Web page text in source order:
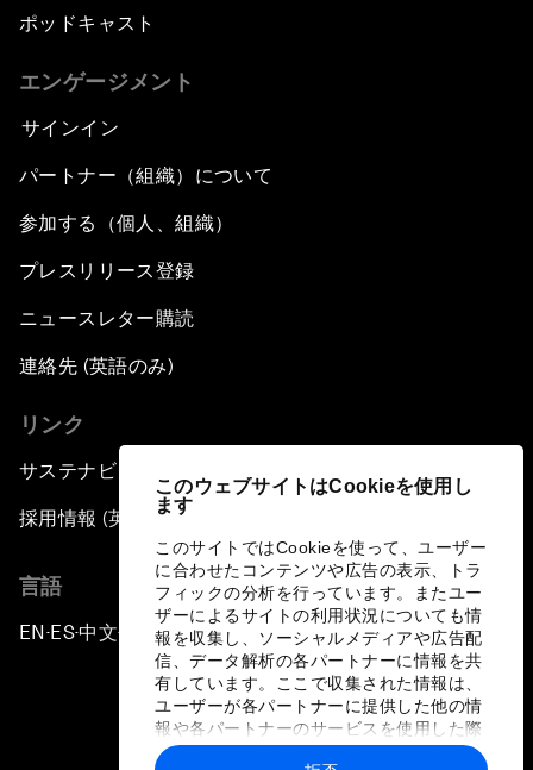
このウェブサイトはCookieを使用し
ます
このサイトではCookieを使って、ユーザー
に合わせたコンテンツや広告の表示、トラ
フィックの分析を行っています。またユー
ザーによるサイトの利用状況についても情
報を収集し、ソーシャルメディアや広告配
信、データ解析の各パートナーに情報を共
有しています。ここで収集された情報は、
ユーザーが各パートナーに提供した他の情
報や各パートナーのサービスを使用した際
に収集された情報と組み合わされ、各パー
ポッドキャスト
エンゲージメント
サインイン
パートナー（組織）について
参加する（個人、組織）
プレスリリース登録
ニュースレター購読
連絡先 (英語のみ)
リンク
サステナビリティへの取り組み
採用情報 (英語のみ)
言語
EN ▪ES▪中文▪ 日本語